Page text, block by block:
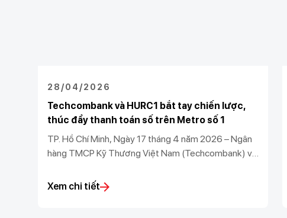
28/04/2026
Techcombank và HURC1 bắt tay chiến lược,
thúc đẩy thanh toán số trên Metro số 1
TP. Hồ Chí Minh, Ngày 17 tháng 4 năm 2026 – Ngân
hàng TMCP Kỹ Thương Việt Nam (Techcombank) và
chính thức ký kết thỏa thuận hợp tác chiến lược, mở
ra bước tiến mới trong việc đưa tài chính số vào giao
Xem chi tiết